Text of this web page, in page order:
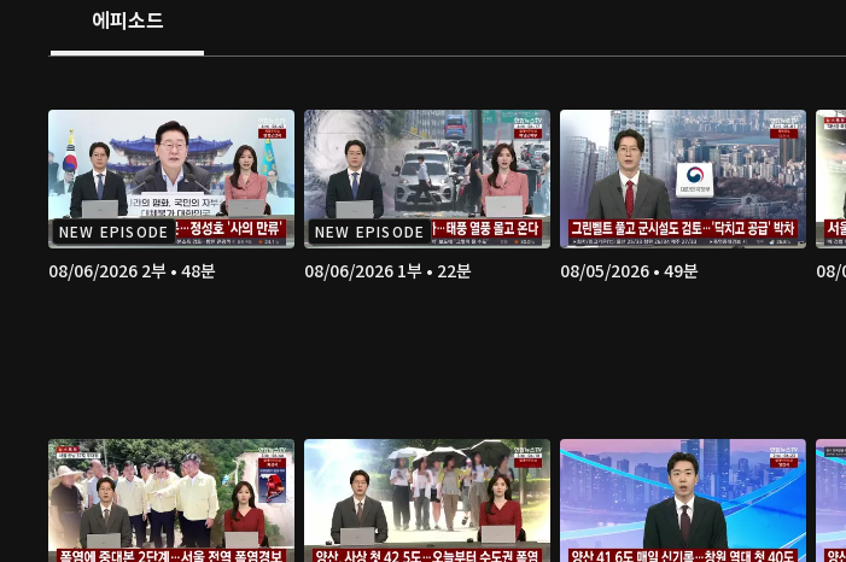
에피소드
NEW EPISODE
08/06/2026 2부 • 48분
NEW EPISODE
08/06/2026 1부 • 22분 08/05/2026 • 49분 08/